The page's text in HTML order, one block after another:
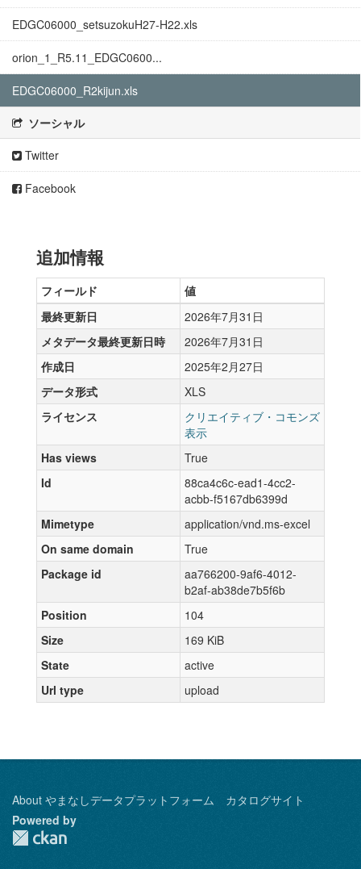
EDGC06000_setsuzokuH27-H22.xls
orion_1_R5.11_EDGC0600...
EDGC06000_R2kijun.xls
ソーシャル
Twitter
Facebook
追加情報
フィールド
値
最終更新日
2026年7月31日
メタデータ最終更新日時
2026年7月31日
作成日
2025年2月27日
データ形式
XLS
ライセンス
クリエイティブ・コモンズ
表示
Has views
True
Id
88ca4c6c-ead1-4cc2-
acbb-f5167db6399d
Mimetype
application/vnd.ms-excel
On same domain
True
Package id
aa766200-9af6-4012-
b2af-ab38de7b5f6b
Position
104
Size
169 KiB
State
active
Url type
upload
About やまなしデータプラットフォーム カタログサイト
Powered by